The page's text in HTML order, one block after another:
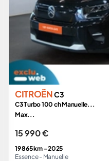
CITROËNC3
C3 Turbo 100 ch Manuelle...
Max...
15 990 €
19 865 km -2025
Essence - Manuelle